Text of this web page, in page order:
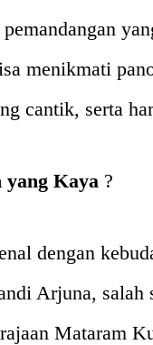
menikmati
cantik, serta
yang Kaya?
dengan
Arjuna, salah
Mataram